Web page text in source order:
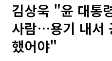
김상욱 "윤 대통
사람…용기 내서
했어야"